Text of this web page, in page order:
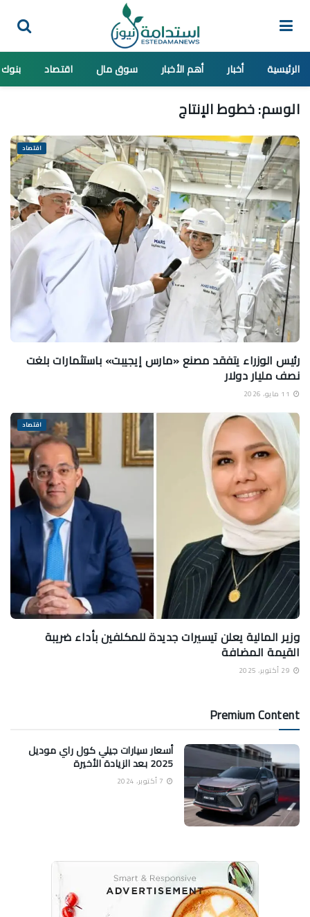
الرئيسية أخبار أهم الأخبار سوق مال اقتصاد بنوك
الوسم:خطوط الإنتاج
اقتصاد
رئيس الوزراء يتفقد مصنع «مارس إيجيبت» باستثمارات بلغت
نصف مليار دولار
اقتصاد
وزير المالية يعلن تيسيرات جديدة للمكلفين بأداء ضريبة
القيمة المضافة
Premium Content
أسعار سيارات جيلي كول راي موديل
2025 بعد الزيادة الأخيرة